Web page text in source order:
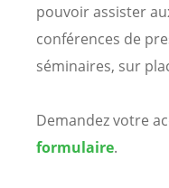
pouvoir assister
conférences de
séminaires, sur
Demandez votre
formulaire.